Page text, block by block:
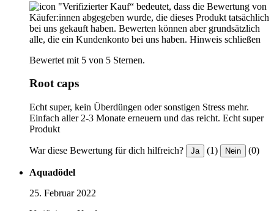
"Verifizierter Kauf“ bedeutet, dass die Bewertung von
Käufer:innen abgegeben wurde, die dieses Produkt tatsächlich
bei uns gekauft haben. Bewerten können aber grundsätzlich
alle, die ein Kundenkonto bei uns haben. Hinweis schließen
Bewertet mit 5 von 5 Sternen.
Root caps
Echt super, kein Überdüngen oder sonstigen Stress mehr.
Einfach aller 2-3 Monate erneuern und das reicht. Echt super
Produkt
War diese Bewertung für dich hilfreich? Ja (1) Nein (0)
Aquadödel
25. Februar 2022